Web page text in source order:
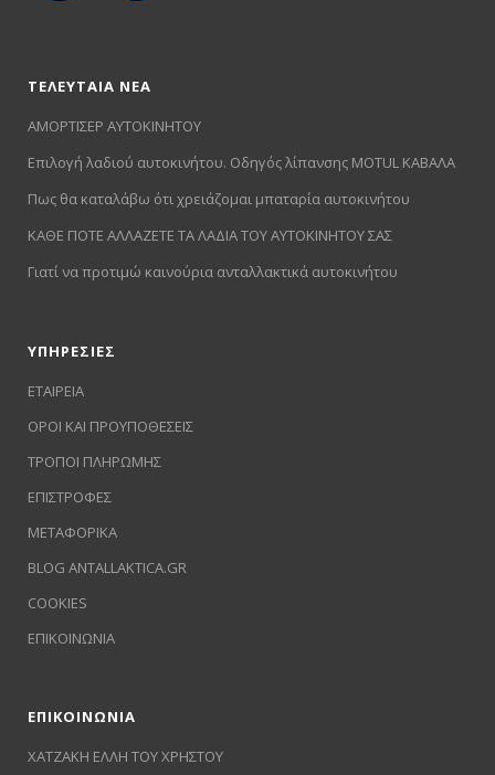
ΤΕΛΕΥΤΑΙΑ ΝΕΑ
ΑΜΟΡΤΙΣΕΡ ΑΥΤΟΚΙΝΗΤΟΥ
Επιλογή λαδιού αυτοκινήτου. Οδηγός λίπανσης MOTUL ΚΑΒΑΛΑ
Πως θα καταλάβω ότι χρειάζομαι μπαταρία αυτοκινήτου
ΚΑΘΕ ΠΟΤΕ ΑΛΛΑΖΕΤΕ ΤΑ ΛΑΔΙΑ ΤΟΥ ΑΥΤΟΚΙΝΗΤΟΥ ΣΑΣ
Γιατί να προτιμώ καινούρια ανταλλακτικά αυτοκινήτου
ΥΠΗΡΕΣΙΕΣ
ΕΤΑΙΡΕΙΑ
ΟΡΟΙ ΚΑΙ ΠΡΟΥΠΟΘΕΣΕΙΣ
ΤΡΟΠΟΙ ΠΛΗΡΩΜΗΣ
ΕΠΙΣΤΡΟΦΕΣ
ΜΕΤΑΦΟΡΙΚΑ
BLOG ANTALLAKTICA.GR
COOKIES
ΕΠΙΚΟΙΝΩΝΙΑ
ΕΠΙΚΟΙΝΩΝΙΑ
ΧΑΤΖΑΚΗ ΕΛΛΗ ΤΟΥ ΧΡΗΣΤΟΥ